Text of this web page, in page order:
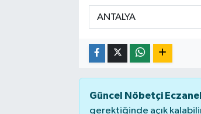
Güncel Nöbetçi
gerektiğinde açık